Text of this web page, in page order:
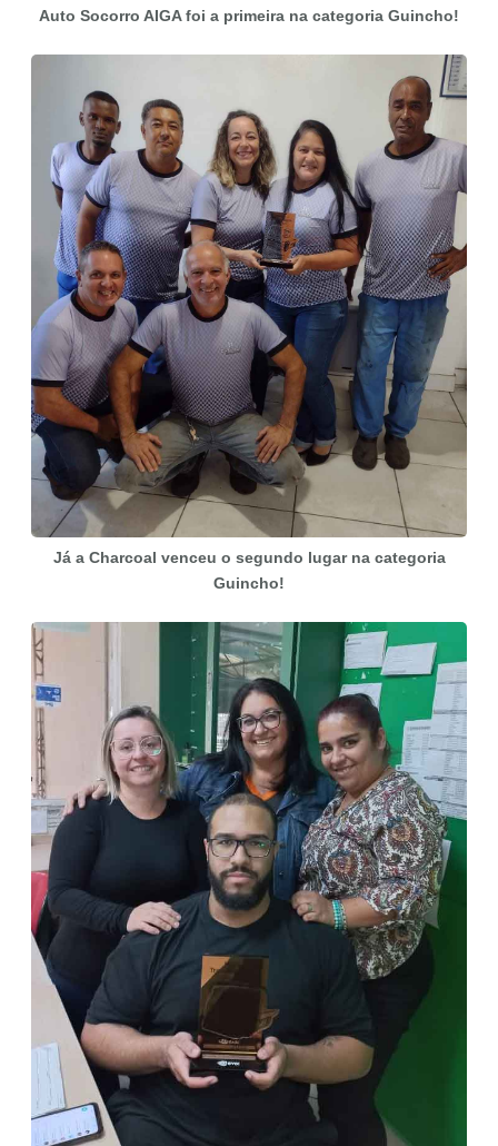
Auto Socorro AIGA foi a primeira na categoria Guincho!
Já a Charcoal venceu o segundo lugar na categoria
Guincho!